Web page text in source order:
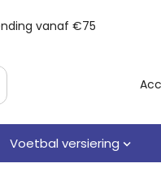
vanaf €75
Voetbal versiering